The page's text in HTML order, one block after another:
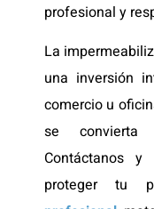
profesional y
La
una inversión
comercio u
se
Contáctanos
proteger tu